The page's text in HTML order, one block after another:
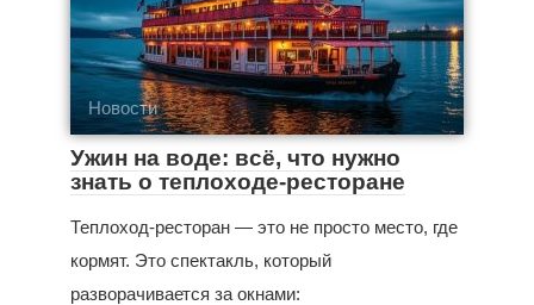
Новости
Ужин на воде: всё, что нужно
знать о теплоходе-ресторане
Теплоход-ресторан — это не просто место, где
кормят. Это спектакль, который
разворачивается за окнами: